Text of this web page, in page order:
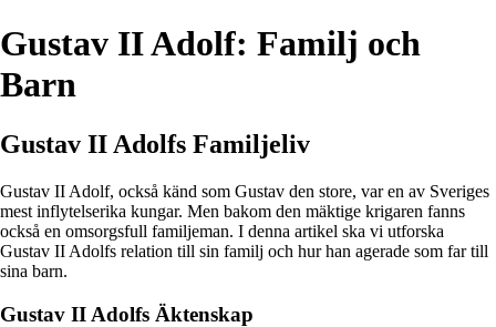
Gustav II Adolf: Familj och
Barn
Gustav II Adolfs Familjeliv
Gustav II Adolf, också känd som Gustav den store, var en av Sveriges
mest inflytelserika kungar. Men bakom den mäktige krigaren fanns
också en omsorgsfull familjeman. I denna artikel ska vi utforska
Gustav II Adolfs relation till sin familj och hur han agerade som far till
sina barn.
Gustav II Adolfs Äktenskap